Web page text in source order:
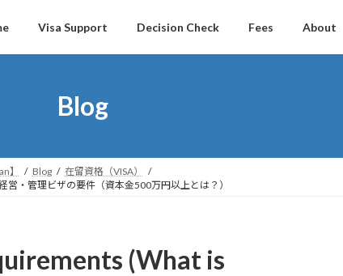
Visa Support Decision Check Fees About
Blog
】 Blog
在留資格（VISA）
・管理ビザの要件（資本金500万円以上とは？）
(What is